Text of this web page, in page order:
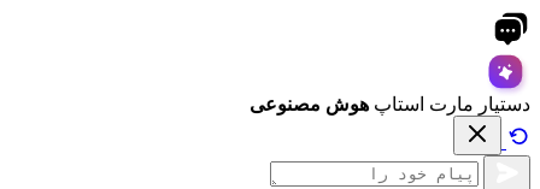
دستیار مارت استاپ هوش مصنوعی